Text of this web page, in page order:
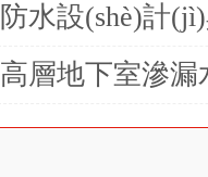
防水設(shè)計
高層地下室滲漏